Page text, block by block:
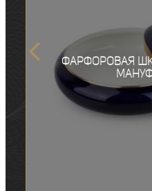
Фарфоровая